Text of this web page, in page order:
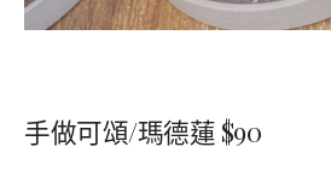
手做可頌/瑪德蓮 $90